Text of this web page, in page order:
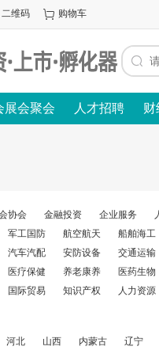
二维码 购物车
展会聚会 人才招聘 财
协会 金融投资 企业服务
军工国防 航空航天
船舶海工
汽车汽配 安防设备
交通运输
医疗保健 养老康养
医药生物
国际贸易 知识产权
人力资源
河北 山西 内蒙古
辽宁